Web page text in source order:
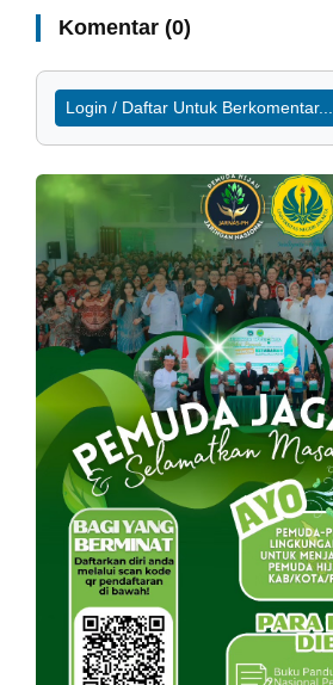
Komentar (0)
Login / Daftar Untuk Berkomentar...